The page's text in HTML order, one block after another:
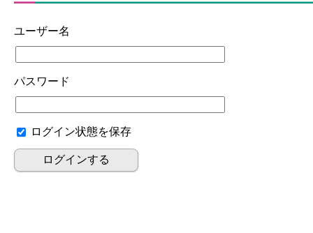
ユーザー名
パスワード
ログイン状態を保存